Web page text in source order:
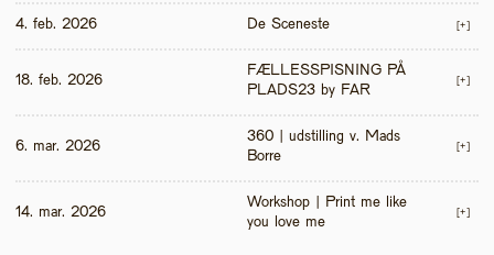
4. feb. 2026 De Sceneste [+]
18. feb. 2026
FÆLLESSPISNING PÅ
PLADS23 by FAR
[+]
6. mar. 2026
360 | udstilling v. Mads
Borre
[+]
14. mar. 2026
Workshop | Print me like
you love me
[+]